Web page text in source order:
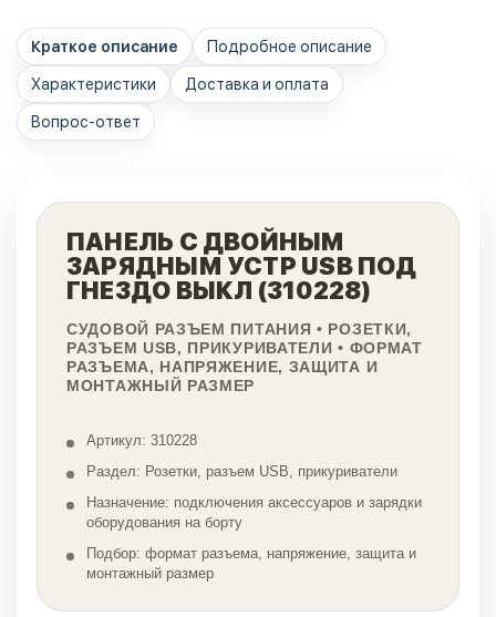
Краткое описание Подробное описание
Характеристики Доставка и оплата
Вопрос-ответ
ПАНЕЛЬ С ДВОЙНЫМ
ЗАРЯДНЫМ УСТР USB ПОД
ГНЕЗДО ВЫКЛ (310228)
СУДОВОЙ РАЗЪЕМ ПИТАНИЯ • РОЗЕТКИ,
РАЗЪЕМ USB, ПРИКУРИВАТЕЛИ • ФОРМАТ
РАЗЪЕМА, НАПРЯЖЕНИЕ, ЗАЩИТА И
МОНТАЖНЫЙ РАЗМЕР
Артикул: 310228
Раздел: Розетки, разъем USB, прикуриватели
Назначение: подключения аксессуаров и зарядки
оборудования на борту
Подбор: формат разъема, напряжение, защита и
монтажный размер